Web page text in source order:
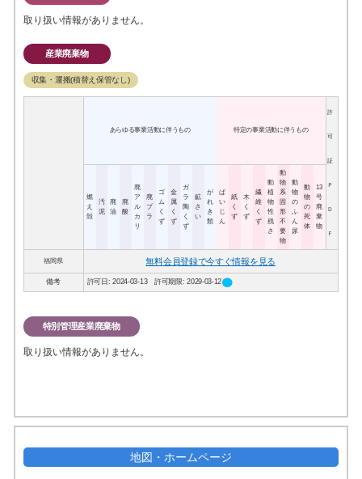
取り扱い情報がありません。
産業廃棄物
収集・運搬(積替え保管なし)
あらゆる事業活動に伴うもの 特定の事業活動に伴うもの
許
可
証
Ｐ
Ｄ
Ｆ
燃
え
殻
汚
泥
廃
油
廃
酸
廃
ア
ル
カ
リ
廃
プ
ラ
ゴ
ム
く
ず
金
属
く
ず
ガ
ラ
陶
く
ず
鉱
さ
い
が
れ
き
類
ば
い
じ
ん
紙
く
ず
木
く
ず
繊
維
く
ず
動
植
物
性
残
さ
動
物
系
固
形
不
要
物
動
物
の
ふ
ん
尿
動
物
の
死
体
13
号
廃
棄
物
福岡県 無料会員登録で今すぐ情報を見る
備考 許可日: 2024-03-13 許可期限: 2029-03-12circle
特別管理産業廃棄物
取り扱い情報がありません。
地図・ホームページ